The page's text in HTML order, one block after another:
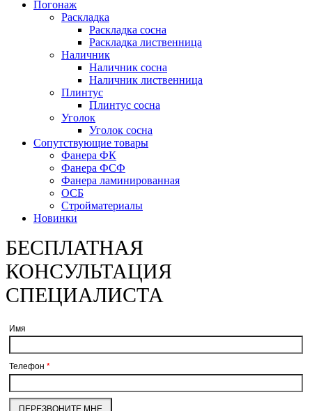
Погонаж
Раскладка
Раскладка сосна
Раскладка лиственница
Наличник
Наличник сосна
Наличник лиственница
Плинтус
Плинтус сосна
Уголок
Уголок сосна
Сопутствующие товары
Фанера ФК
Фанера ФСФ
Фанера ламинированная
ОСБ
Стройматериалы
Новинки
БЕСПЛАТНАЯ
КОНСУЛЬТАЦИЯ
СПЕЦИАЛИСТА
Имя
Телефон *
ПЕРЕЗВОНИТЕ МНЕ